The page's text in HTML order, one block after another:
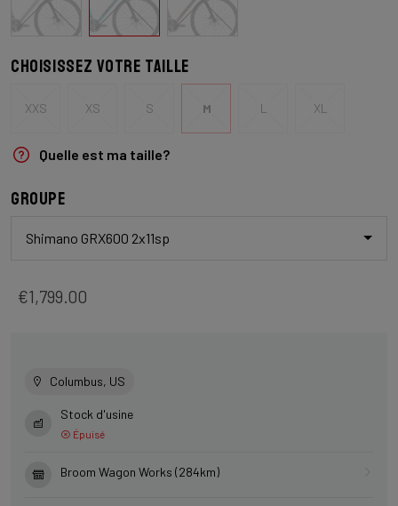
Choisissez votre taille
XXS XS S M L XL
Quelle est ma taille?
Groupe
Shimano GRX600 2x11sp
€1,799.00
Columbus, US
Stock d'usine
Épuisé
Broom Wagon Works (284km)